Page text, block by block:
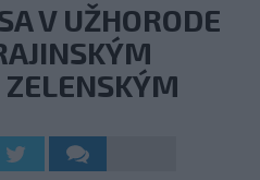
V UŽHORODE